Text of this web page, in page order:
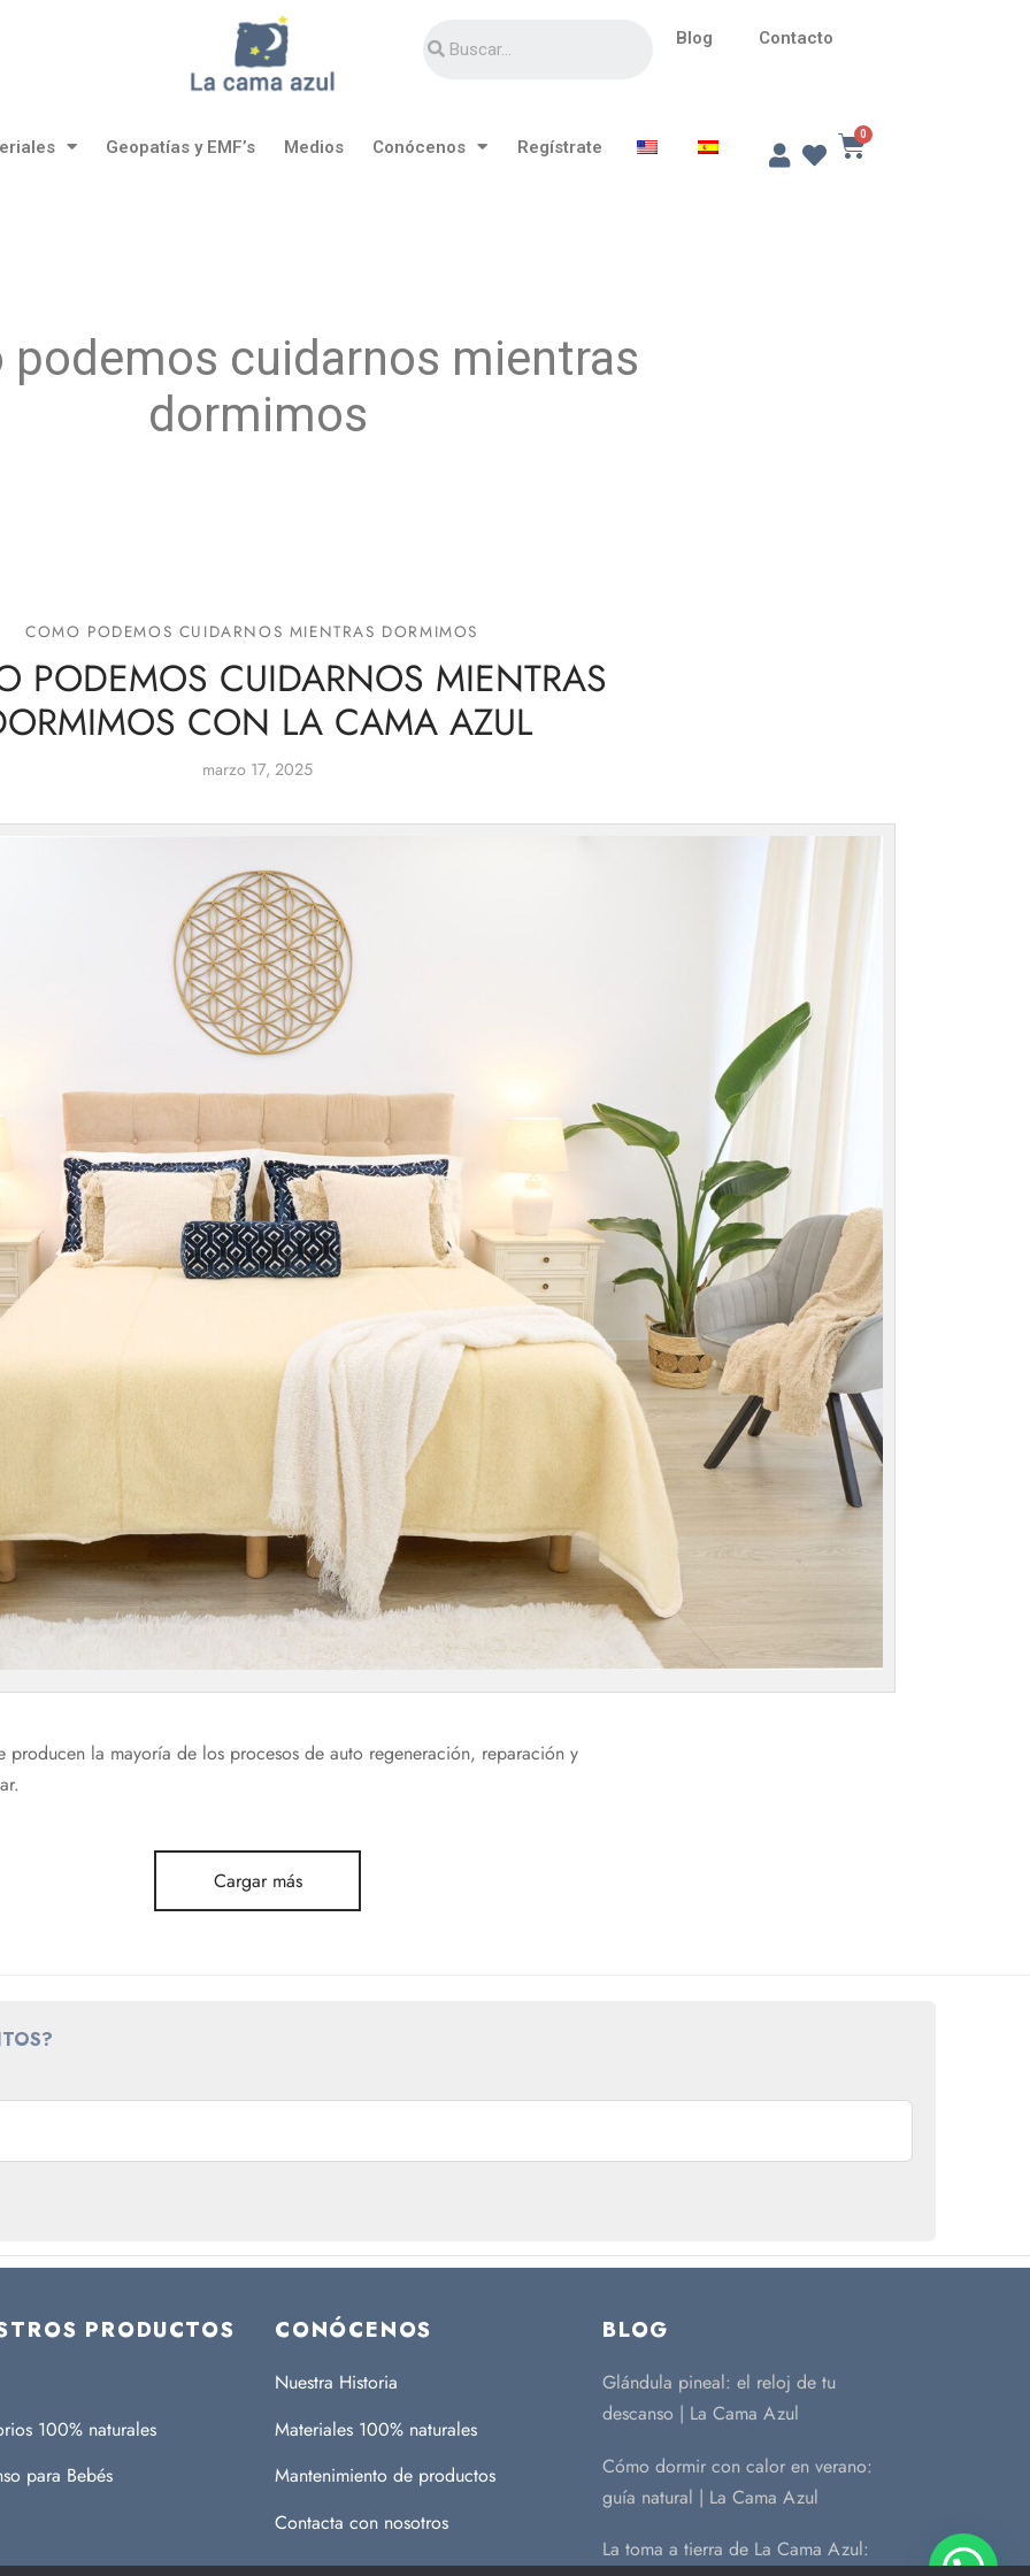
Blog Contacto
Geopatías y EMF’s Medios Conócenos Regístrate
podemos cuidarnos mientras
dormimos
COMO PODEMOS CUIDARNOS MIENTRAS DORMIMOS
PODEMOS CUIDARNOS MIENTRAS
CON LA CAMA AZUL
marzo 17, 2025
producen la mayoría de los procesos de auto regeneración, reparación y
Cargar más
PRODUCTOS
100% naturales
para Bebés
CONÓCENOS
Nuestra Historia
Materiales 100% naturales
Mantenimiento de productos
Contacta con nosotros
BLOG
Glándula pineal: el reloj de tu
descanso | La Cama Azul
Cómo dormir con calor en verano:
guía natural | La Cama Azul
La toma a tierra de La Cama Azul: